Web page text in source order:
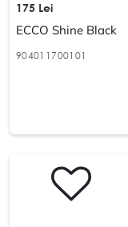
175 Lei
ECCO Shine Black
904011700101